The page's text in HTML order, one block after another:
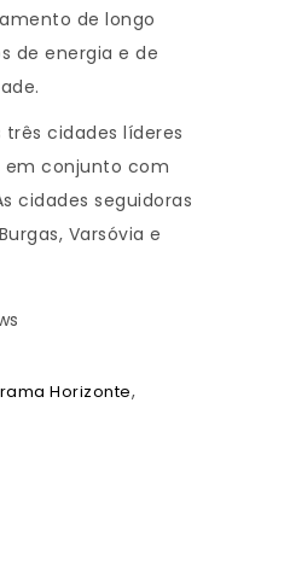
de longo
de energia e de
três cidades líderes
em conjunto com
cidades seguidoras
Varsóvia e
Horizonte,